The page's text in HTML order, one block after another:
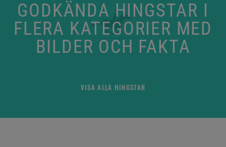
GODKÄNDA HINGSTAR I
FLERA KATEGORIER MED
BILDER OCH FAKTA
VISA ALLA HINGSTAR